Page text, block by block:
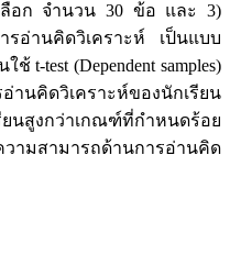
ลือก จำนวน 30 ข้อ และ 3)
รอ่านคิดวิเคราะห์ เป็นแบบ
test (Dependent samples)
านคิดวิเคราะห์ของนักเรียน
ยนสูงกว่าเกณฑ์ที่กำหนดร้อย
ามสามารถด้านการอ่านคิด